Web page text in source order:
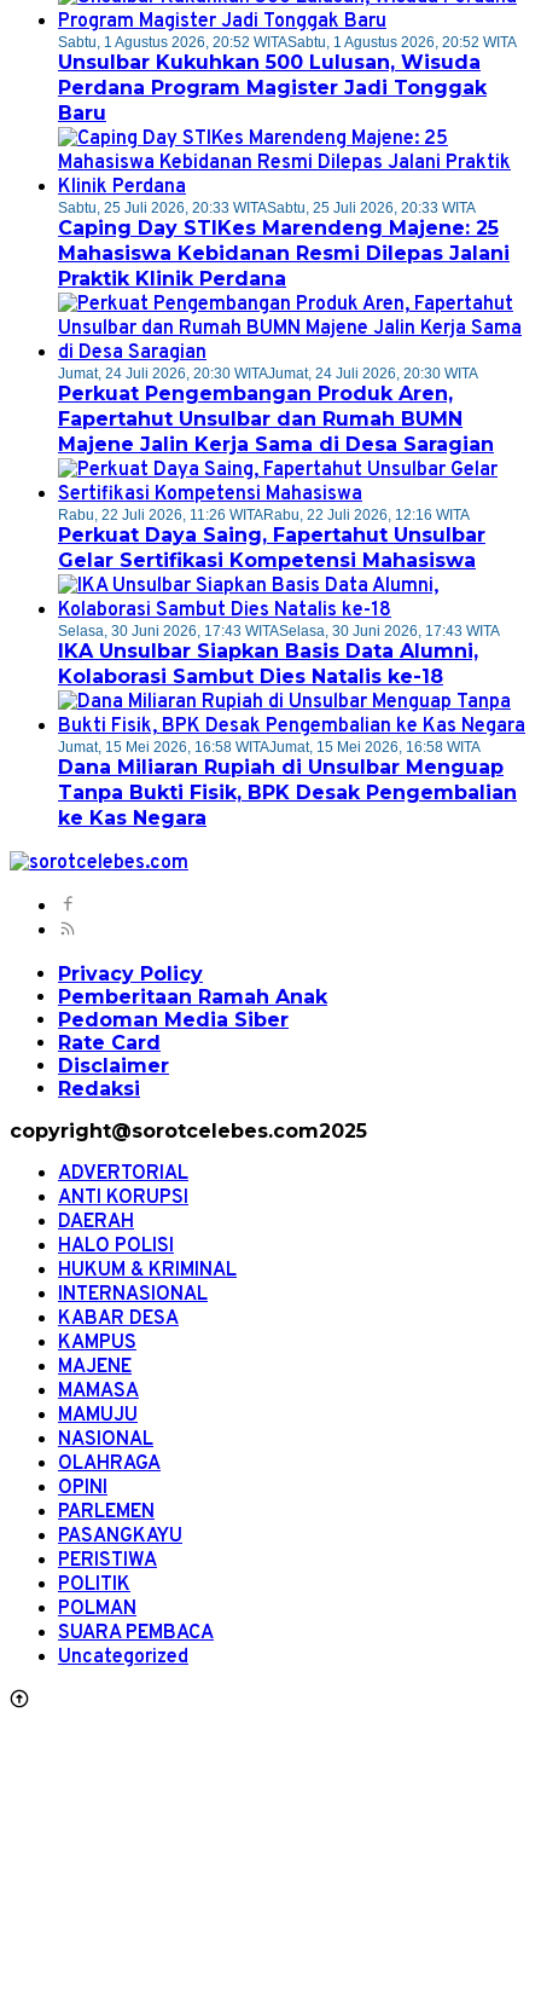
Sabtu, 1 Agustus 2026, 20:52 WITASabtu, 1 Agustus 2026, 20:52 WITA
Unsulbar Kukuhkan 500 Lulusan, Wisuda
Perdana Program Magister Jadi Tonggak
Baru
Sabtu, 25 Juli 2026, 20:33 WITASabtu, 25 Juli 2026, 20:33 WITA
Caping Day STIKes Marendeng Majene: 25
Mahasiswa Kebidanan Resmi Dilepas Jalani
Praktik Klinik Perdana
Jumat, 24 Juli 2026, 20:30 WITAJumat, 24 Juli 2026, 20:30 WITA
Perkuat Pengembangan Produk Aren,
Fapertahut Unsulbar dan Rumah BUMN
Majene Jalin Kerja Sama di Desa Saragian
Rabu, 22 Juli 2026, 11:26 WITARabu, 22 Juli 2026, 12:16 WITA
Perkuat Daya Saing, Fapertahut Unsulbar
Gelar Sertifikasi Kompetensi Mahasiswa
Selasa, 30 Juni 2026, 17:43 WITASelasa, 30 Juni 2026, 17:43 WITA
IKA Unsulbar Siapkan Basis Data Alumni,
Kolaborasi Sambut Dies Natalis ke-18
Jumat, 15 Mei 2026, 16:58 WITAJumat, 15 Mei 2026, 16:58 WITA
Dana Miliaran Rupiah di Unsulbar Menguap
Tanpa Bukti Fisik, BPK Desak Pengembalian
ke Kas Negara
Privacy Policy
Pemberitaan Ramah Anak
Pedoman Media Siber
Rate Card
Disclaimer
Redaksi
copyright@sorotcelebes.com2025
ADVERTORIAL
ANTI KORUPSI
DAERAH
HALO POLISI
HUKUM & KRIMINAL
INTERNASIONAL
KABAR DESA
KAMPUS
MAJENE
MAMASA
MAMUJU
NASIONAL
OLAHRAGA
OPINI
PARLEMEN
PASANGKAYU
PERISTIWA
POLITIK
POLMAN
SUARA PEMBACA
Uncategorized